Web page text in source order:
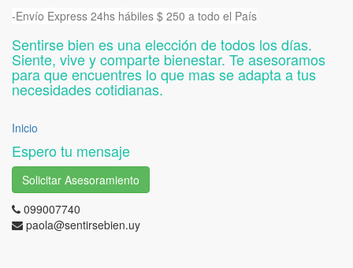
-Envío Express 24hs hábiles $ 250 a todo el País
Sentirse bien es una elección de todos los días.
Siente, vive y comparte bienestar. Te asesoramos
para que encuentres lo que mas se adapta a tus
necesidades cotidianas.
Inicio
Espero tu mensaje
Solicitar Asesoramiento
099007740
paola@sentirsebien.uy